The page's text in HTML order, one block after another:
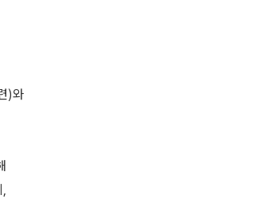
)와
,